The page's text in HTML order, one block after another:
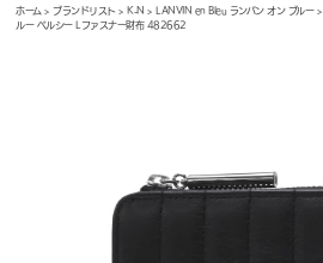
ホーム >ブランドリスト > K-N > LANVIN en Bleu ランバン オン ブルー>
ルー ベルシー Lファスナー財布 482662